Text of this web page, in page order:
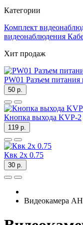
Категории
Комплект
видеонаблюдения
Хит продаж
PW01 Разъем
50 р.
Кнопка выхода KVP-2
119 р.
Квк 2х 0.75
30 р.
Видеокамера